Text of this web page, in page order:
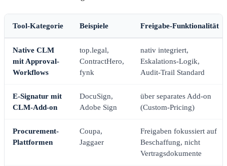
Tool-Kategorie Beispiele Freigabe-Funktionalität
Native CLM
mit Approval-
Workflows
top.legal,
ContractHero,
fynk
nativ integriert,
Eskalations-Logik,
Audit-Trail Standard
E-Signatur mit
CLM-Add-on
DocuSign,
Adobe Sign
über separates Add-on
(Custom-Pricing)
Procurement-
Plattformen
Coupa,
Jaggaer
Freigaben fokussiert auf
Beschaffung, nicht
Vertragsdokumente